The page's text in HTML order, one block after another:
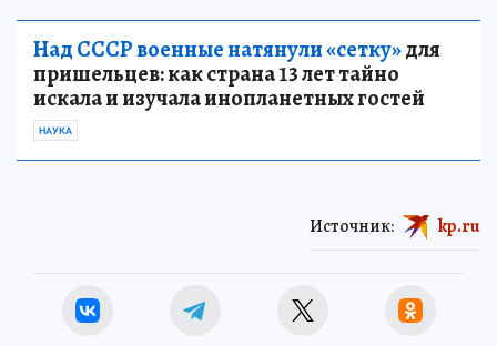
Над СССР военные натянули «сетку»для
пришельцев: как страна 13 лет тайно
искала и изучала инопланетных гостей
НАУКА
Источник: kp.ru